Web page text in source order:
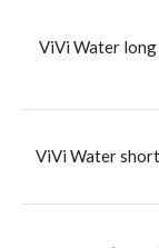
ViVi Water long
ViVi Water short